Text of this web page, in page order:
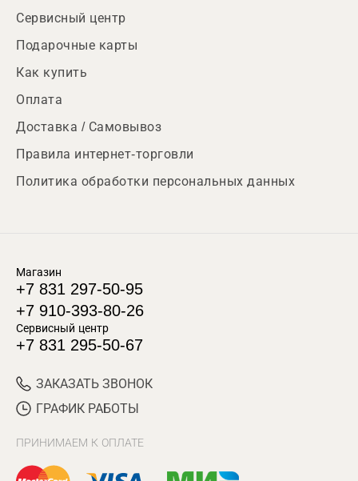
Сервисный центр
Подарочные карты
Как купить
Оплата
Доставка / Самовывоз
Правила интернет-торговли
Политика обработки персональных данных
Магазин
+7 831 297-50-95
+7 910-393-80-26
Сервисный центр
+7 831 295-50-67
ЗАКАЗАТЬ ЗВОНОК
ГРАФИК РАБОТЫ
ПРИНИМАЕМ К ОПЛАТЕ